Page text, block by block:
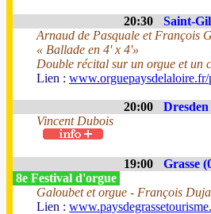
20:30
Saint-
Arnaud de Pasquale et François
« Ballade en 4' x 4'»
Double récital sur un orgue et un
Lien :
20:00
Vincent Dubois
19:00 Grasse
8e Festival d'orgue
Galoubet et orgue - François
Lien :